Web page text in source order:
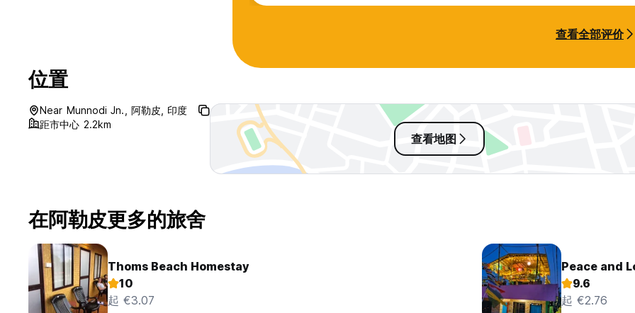
查看全部评价
位置
Near Munnodi Jn., 阿勒皮, 印度
距市中心 2.2km
查看地图
在阿勒皮更多的旅舍
Thoms Beach Homestay
10
起 €3.07
Peace and
9.6
起 €2.76